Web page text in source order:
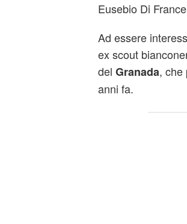
Eusebio Di
Ad essere
ex scout
del Granada, che
anni fa.